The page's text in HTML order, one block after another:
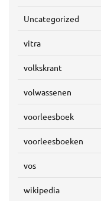
Uncategorized
vitra
volkskrant
volwassenen
voorleesboek
voorleesboeken
vos
wikipedia